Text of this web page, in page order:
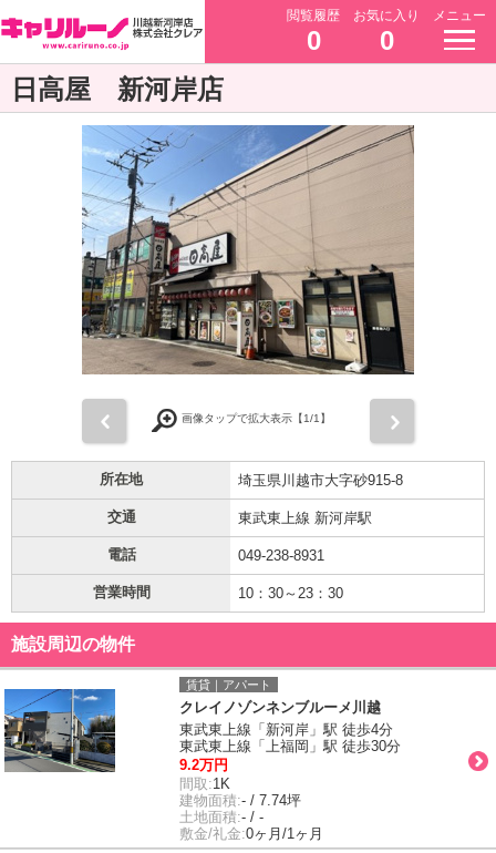
閲覧履歴
0
お気に入り
0
メニュー
日高屋 新河岸店
画像タップで拡大表示【1/1】
所在地 埼玉県川越市大字砂915-8
交通 東武東上線 新河岸駅
電話 049-238-8931
営業時間 10：30～23：30
施設周辺の物件
賃貸｜アパート
クレイノゾンネンブルーメ川越
東武東上線「新河岸」駅 徒歩4分
東武東上線「上福岡」駅 徒歩30分
9.2万円
間取:1K
建物面積:- / 7.74坪
土地面積:- / -
敷金/礼金:0ヶ月/1ヶ月